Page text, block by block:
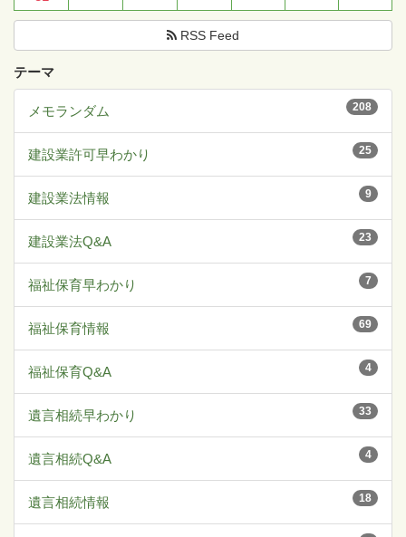
RSS Feed
テーマ
208
メモランダム
25
建設業許可早わかり
9
建設業法情報
23
建設業法Q&A
7
福祉保育早わかり
69
福祉保育情報
4
福祉保育Q&A
33
遺言相続早わかり
4
遺言相続Q&A
18
遺言相続情報